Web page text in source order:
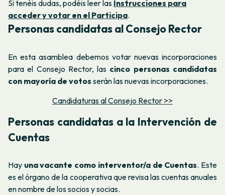
Si tenéis dudas, podéis leer las Instrucciones para
acceder y votar en el Participa.
Personas candidatas al Consejo Rector
En esta asamblea debemos votar nuevas incorporaciones
para el Consejo Rector, las cinco personas candidatas
con mayoría de votos serán las nuevas incorporaciones.
Candidaturas al Consejo Rector >>
Personas candidatas a la Intervención de
Cuentas
Hay una vacante como interventor/a de Cuentas. Este
es el órgano de la cooperativa que revisa las cuentas anuales
en nombre de los socios y socias.